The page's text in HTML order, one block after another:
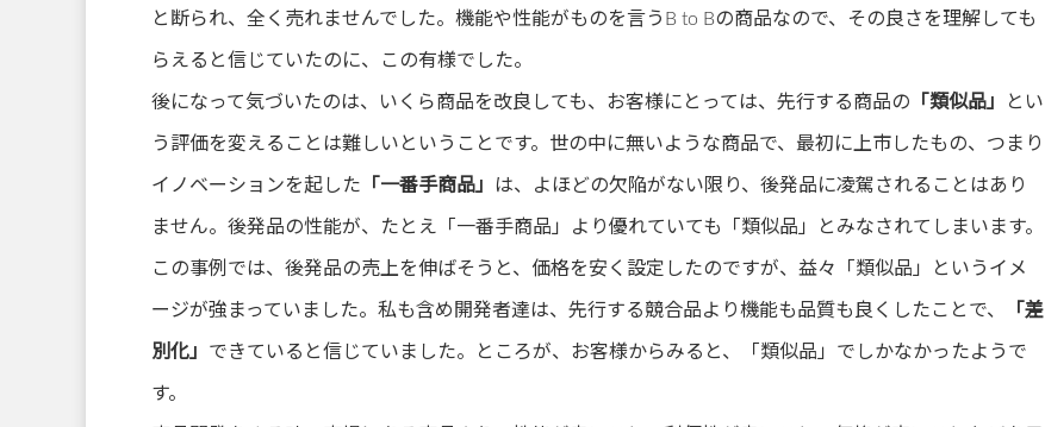
と断られ、全く売れませんでした。機能や性能がものを言うB to Bの商品なので、その良さを理解しても
らえると信じていたのに、この有様でした。
後になって気づいたのは、いくら商品を改良しても、お客様にとっては、先行する商品の 「類似品」 とい
う評価を変えることは難しいということです。世の中に無いような商品で、最初に上市したもの、つまり
イノベーションを起した 「一番手商品」 は、よほどの欠陥がない限り、後発品に凌駕されることはあり
ません。後発品の性能が、たとえ「一番手商品」より優れていても「類似品」とみなされてしまいます。
この事例では、後発品の売上を伸ばそうと、価格を安く設定したのですが、益々「類似品」というイメ
ージが強まっていました。私も含め開発者達は、先行する競合品より機能も品質も良くしたことで、 「差
別化」 できていると信じていました。ところが、お客様からみると、「類似品」でしかなかったようで
す。